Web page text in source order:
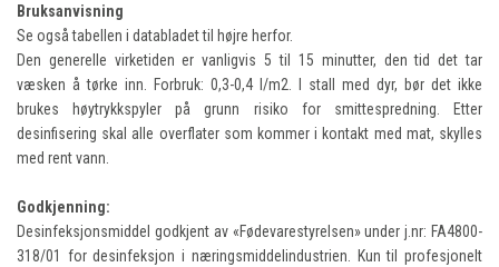
Bruksanvisning
Se også tabellen i databladet til højre herfor.
Den generelle virketiden er vanligvis 5 til 15 minutter, den tid det tar
væsken å tørke inn. Forbruk: 0,3-0,4 l/m2. I stall med dyr, bør det ikke
brukes høytrykkspyler på grunn risiko for smittespredning. Etter
desinfisering skal alle overflater som kommer i kontakt med mat, skylles
med rent vann.
Godkjenning:
Desinfeksjonsmiddel godkjent av «Fødevarestyrelsen» under j.nr: FA4800-
318/01 for desinfeksjon i næringsmiddelindustrien. Kun til profesjonelt